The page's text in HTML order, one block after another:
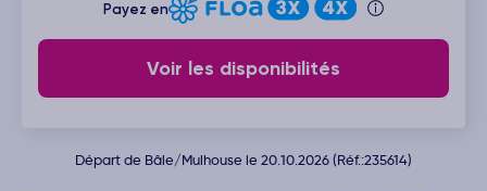
Payez en
Voir les disponibilités
Départ de Bâle/Mulhouse le 20.10.2026 (Réf.:235614)